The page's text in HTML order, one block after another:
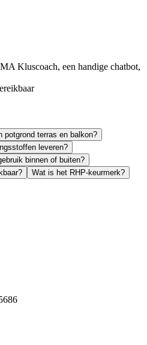
Kluscoach, een handige chatbot,
potgrond terras en balkon?
leveren?
binnen of buiten?
Wat is het RHP-keurmerk?